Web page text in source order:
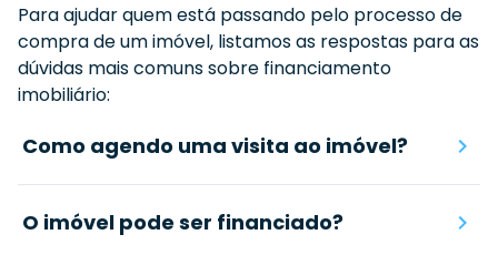
Para ajudar quem está passando pelo processo de
compra de um imóvel, listamos as respostas para as
dúvidas mais comuns sobre financiamento
imobiliário:
Como agendo uma visita ao imóvel?
O imóvel pode ser financiado?